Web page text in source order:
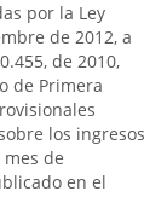
por la Ley
de 2012, a
de 2010,
de Primera
los ingresos
de
en el